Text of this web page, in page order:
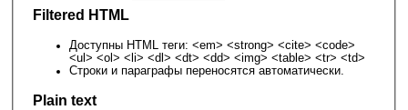
Filtered HTML
Доступны HTML теги: <em> <strong> <cite> <code>
<ul> <ol> <li> <dl> <dt> <dd> <img> <table> <tr> <td>
Строки и параграфы переносятся автоматически.
Plain text